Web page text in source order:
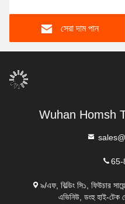
সেরা দাম পান
Wuhan Homsh
65-
৯/এফ, বিল্ডিং সি১, ফিউচার
এভিনিউ, ডংহু হাই-টেক